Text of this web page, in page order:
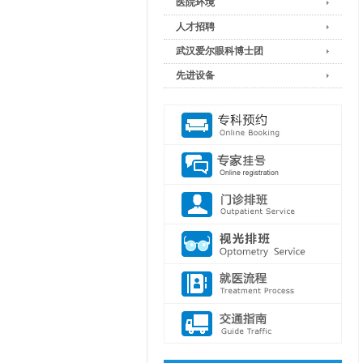
医院环境
人才招聘
武汉爱尔眼科博士团
先进设备